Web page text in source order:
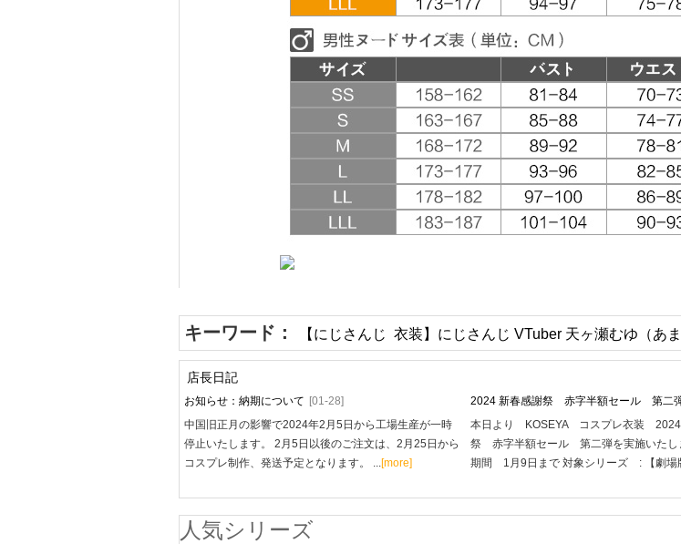
キーワード： 【にじさんじ 衣装】にじさんじ VTuber 天ヶ瀬むゆ（
店長日記
お知らせ：納期について [01-28]
中国旧正月の影響で2024年2月5日から工場生産が一時
停止いたします。 2月5日以後のご注文は、2月25日から
コスプレ制作、発送予定となります。 ...[more]
2024 新春感謝祭 赤字半額セール 第二
本日より KOSEYA コスプレ衣装 2024
祭 赤字半額セール 第二弾を実施いたし
期間 1月9日まで 対象シリーズ : 【劇場
人気シリーズ